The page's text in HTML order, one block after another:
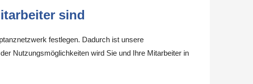
sind
festlegen. Dadurch ist unsere
Nutzungsmöglichkeiten wird Sie und Ihre Mitarbeiter in